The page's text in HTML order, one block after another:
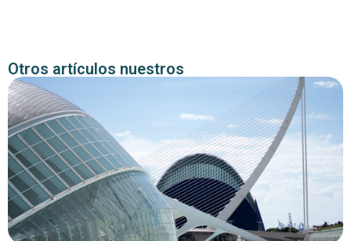
Otros artículos nuestros